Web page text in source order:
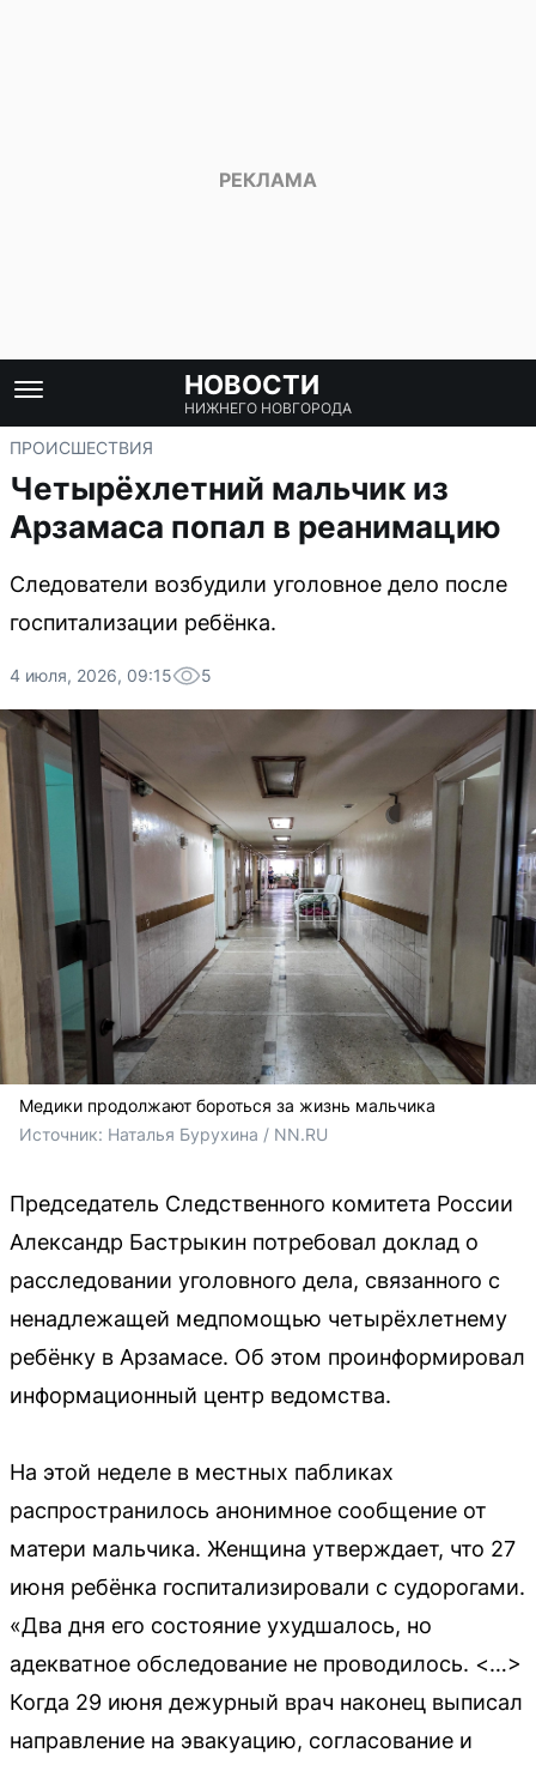
НОВОСТИ
НИЖНЕГО НОВГОРОДА
ПРОИСШЕСТВИЯ
Четырёхлетний мальчик из
Арзамаса попал в реанимацию
Следователи возбудили уголовное дело после
госпитализации ребёнка.
4 июля, 2026, 09:15 5
Медики продолжают бороться за жизнь мальчика
Источник: Наталья Бурухина / NN.RU
Председатель Следственного комитета России
Александр Бастрыкин потребовал доклад о
расследовании уголовного дела, связанного с
ненадлежащей медпомощью четырёхлетнему
ребёнку в Арзамасе. Об этом проинформировал
информационный центр ведомства.
На этой неделе в местных пабликах
распространилось анонимное сообщение от
матери мальчика. Женщина утверждает, что 27
июня ребёнка госпитализировали с судорогами.
«Два дня его состояние ухудшалось, но
адекватное обследование не проводилось. <…>
Когда 29 июня дежурный врач наконец выписал
направление на эвакуацию, согласование и